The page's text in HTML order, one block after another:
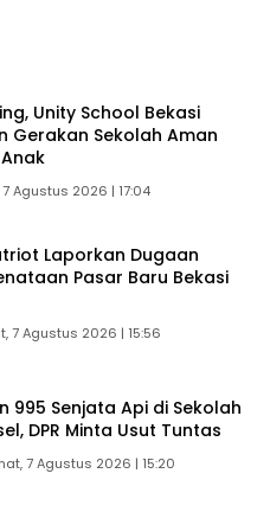
Unity School Bekasi
Gerakan Sekolah Aman
Agustus 2026 | 17:04
Laporkan Dugaan
Pasar Baru Bekasi
7 Agustus 2026 | 15:56
995 Senjata Api di Sekolah
DPR Minta Usut Tuntas
7 Agustus 2026 | 15:20